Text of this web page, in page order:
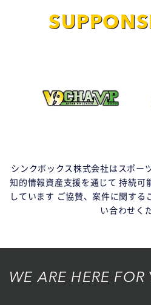
シンクボックス株式会社はスポー
知的情報資産支援を通じて 持続可
しています ご協賛、案件に関する
い合わせく
WE ARE HERE FOR